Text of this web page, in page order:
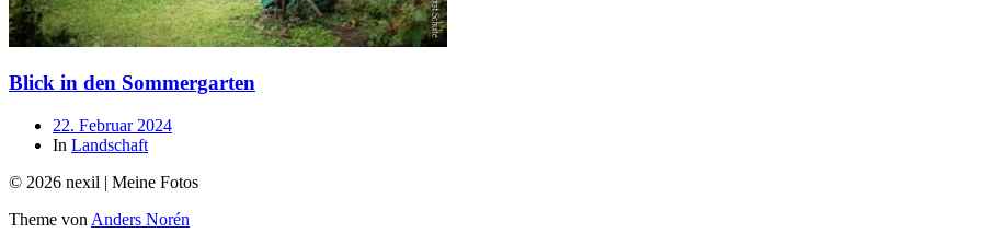
Blick in den Sommergarten
Beitragsdatum
22. Februar 2024
In Landschaft
© 2026 nexil | Meine Fotos
Theme von Anders Norén